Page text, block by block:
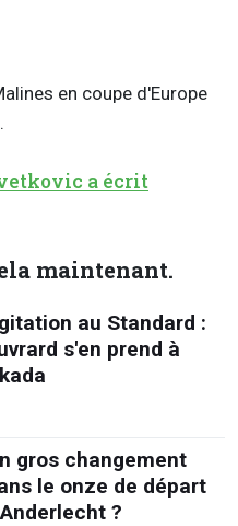
en coupe d'Europe
a écrit
maintenant.
au Standard :
s'en prend à
gros changement
le onze de départ
?